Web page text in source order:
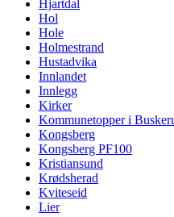
Hjartdal
Hol
Hole
Holmestrand
Hustadvika
Innlandet
Innlegg
Kirker
Kommunetopper i
Kongsberg
Kongsberg PF100
Kristiansund
Krødsherad
Kviteseid
Lier